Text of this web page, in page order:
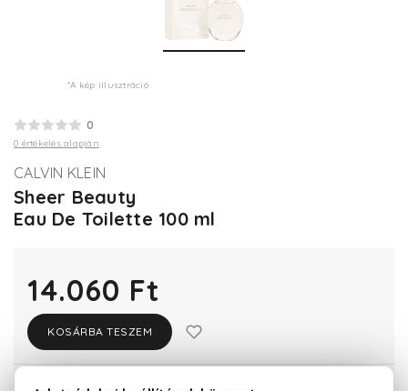
*A kép illusztráció
0
0 értékelés alapján
CALVIN KLEIN
Sheer Beauty
Eau De Toilette 100 ml
14.060 Ft
KOSÁRBA TESZEM